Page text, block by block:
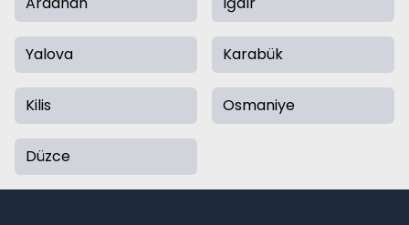
Yalova Karabük
Kilis Osmaniye
Düzce